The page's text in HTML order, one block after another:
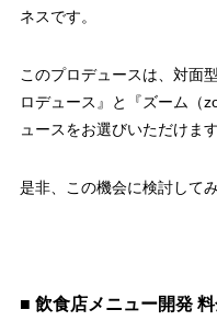
ネスです。
このプロデュースは、対面
ロデュース』と『ズーム（
ュースをお選びいただけます
是非、この機会に検討して
■ 飲食店メニュー開発